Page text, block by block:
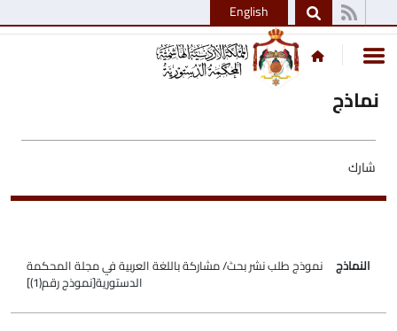
English
نماذج
شارك
النماذج تحميل النموذج
نموذج طلب نشر بحث/ مشاركة باللغة العربية في مجلة المحكمة
الدستورية[نموذج رقم(1)]